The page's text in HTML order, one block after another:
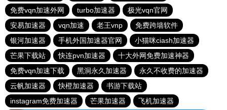
免费vqn加速外网
turbo加速器
极光vqn官网
安易加速器
vqn加速 老王vnp
免费跨墙软件
银河加速器
手机外国加速器官网
小猫咪ciash加速器
芒果下载站
快连pvn加速器
十大外网免费加速神器
免费vqn加速下载
黑洞永久加速器
永久不收费的加速器
云帆加速器
快橙加速器
书游下载站
instagram免费加速器
芒果加速器 飞机加速器